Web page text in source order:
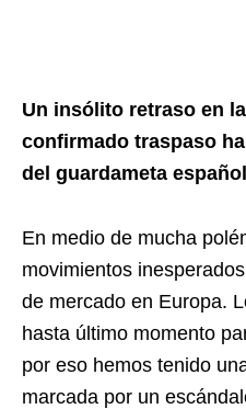
Un insólito retraso en
confirmado traspaso
del guardameta
En medio de mucha
movimientos
de mercado en Europa.
hasta último momento
por eso hemos tenido
marcada por un